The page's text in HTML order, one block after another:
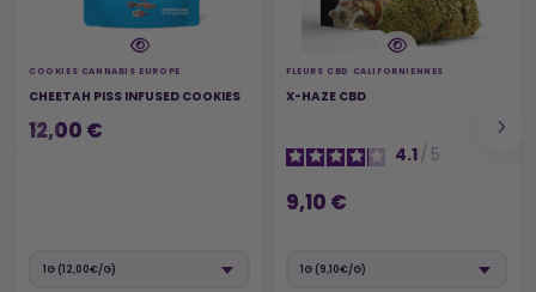
COOKIES CANNABIS EUROPE
CHEETAH PISS INFUSED COOKIES
12,00 €
FLEURS CBD CALIFORNIENNES
X-HAZE CBD
4.1/ 5
9,10 €